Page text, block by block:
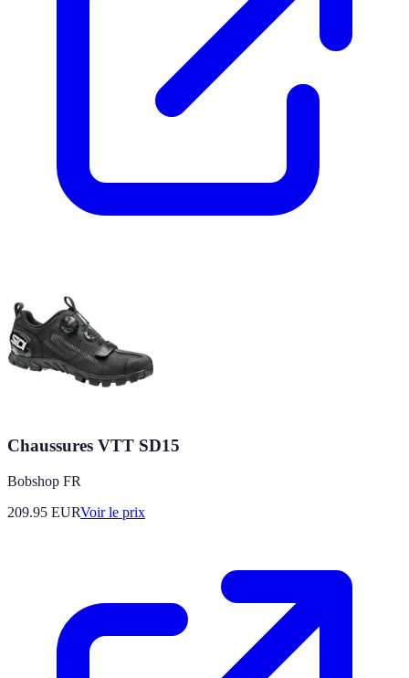
Chaussures VTT SD15
Bobshop FR
209.95 EURVoir le prix